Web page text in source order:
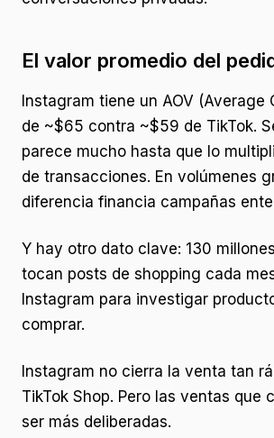
El valor promedio del
Instagram tiene un AOV (Average
de ~$65 contra ~$59 de TikTok.
parece mucho hasta que lo
de transacciones. En volúmenes
diferencia financia campañas
Y hay otro dato clave: 130
tocan posts de shopping cada
Instagram para investigar
comprar.
Instagram no cierra la venta tan
TikTok Shop. Pero las ventas que
ser más deliberadas.